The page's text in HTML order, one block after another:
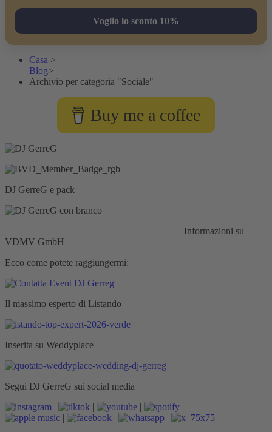
Voglio lo sconto 10%
Casa >
Blog>
Archivio per categoria "Sociale"
Buy me a coffee
DJ GerreG e pack
Informazioni su
VDMV GmbH
Ecco come potete raggiungermi:
Il massimo esperto di Listando
Inserita su Weddyplace
Segui DJ GerreG sui social media
|
|
|
|
|
|